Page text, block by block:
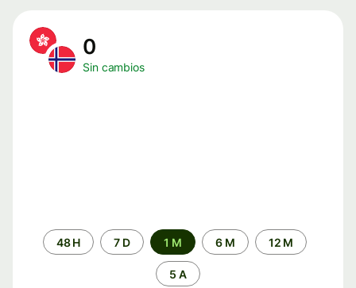
0
Sin cambios
Periodo48 H 7 D 1 M 6 M 12 M
5 A